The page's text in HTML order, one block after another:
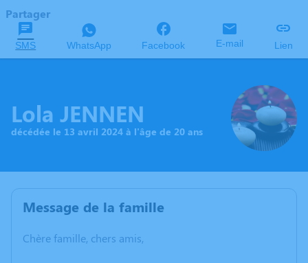
Partager
SMS WhatsApp Facebook E-mail Lien
Lola JENNEN
décédée le 13 avril 2024 à l'âge de 20 ans
Message de la famille
Chère famille, chers amis,